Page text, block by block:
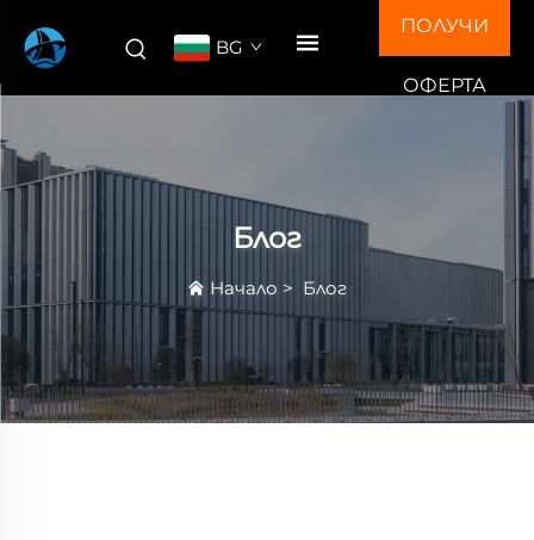
BG
ПОЛУЧИ
ОФЕРТА
Блог
Начало > Блог